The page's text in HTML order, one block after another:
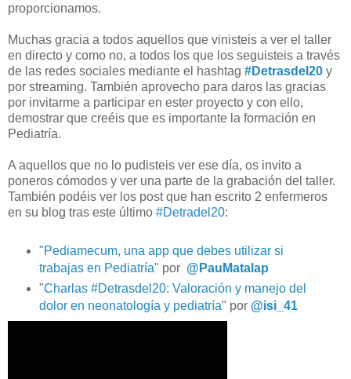
proporcionamos.
Muchas gracia a todos aquellos que vinisteis a ver el taller
en directo y como no, a todos los que los seguisteis a través
de las redes sociales mediante el hashtag #Detrasdel20 y
por streaming. También aprovecho para daros las gracias
por invitarme a participar en ester proyecto y con ello,
demostrar que creéis que es importante la formación en
Pediatría.
A aquellos que no lo pudisteis ver ese día, os invito a
poneros cómodos y ver una parte de la grabación del taller.
También podéis ver los post que han escrito 2 enfermeros
en su blog tras este último #Detradel20:
"Pediamecum, una app que debes utilizar si
trabajas en Pediatría" por @PauMatalap
"Charlas #Detrasdel20: Valoración y manejo del
dolor en neonatología y pediatría" por @isi_41